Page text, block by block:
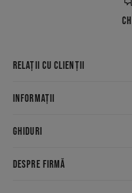
RELAȚII CU CLIENȚII
INFORMAȚII
GHIDURI
DESPRE FIRMĂ